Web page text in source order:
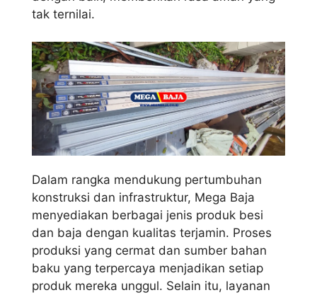
tak ternilai.
Dalam rangka mendukung pertumbuhan
konstruksi dan infrastruktur, Mega Baja
menyediakan berbagai jenis produk besi
dan baja dengan kualitas terjamin. Proses
produksi yang cermat dan sumber bahan
baku yang terpercaya menjadikan setiap
produk mereka unggul. Selain itu, layanan